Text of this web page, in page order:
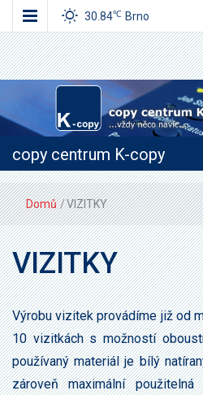
30.84℃ Brno
…vždy něco navíc…
copy centrum K-copy
Domů /VIZITKY
VIZITKY
Výrobu vizitek provádíme již od
10 vizitkách s možností
používaný materiál je bílý
zároveň maximální